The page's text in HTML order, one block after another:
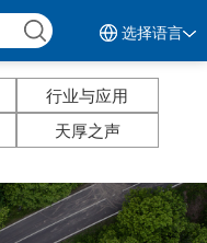
选择语言
行业与应用
天厚之声